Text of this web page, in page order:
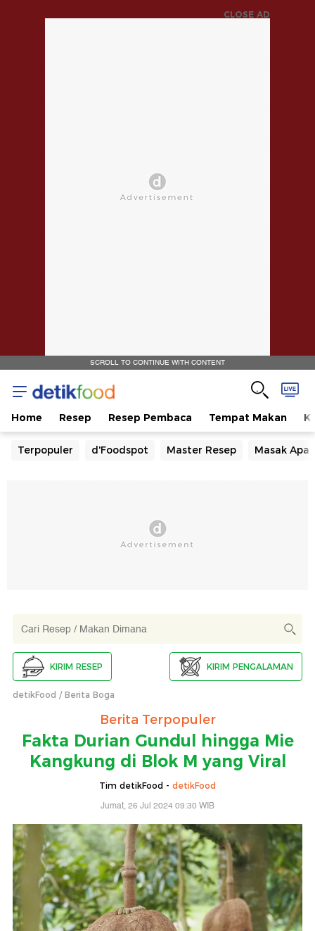
CLOSE AD
SCROLL TO CONTINUE WITH CONTENT
Home Resep Resep Pembaca Tempat Makan
Terpopuler d'Foodspot Master Resep Masak Apa
KIRIM RESEP KIRIM PENGALAMAN
detikFood Berita Boga
Berita Terpopuler
Fakta Durian Gundul hingga Mie
Kangkung di Blok M yang Viral
Tim detikFood - detikFood
Jumat, 26 Jul 2024 09:30 WIB